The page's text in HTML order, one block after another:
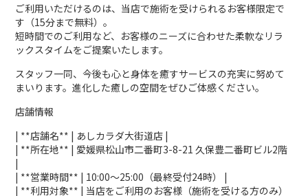
ご利用いただけるのは、当店で施術を受けられるお客様限定で
す（15分まで無料）。
短時間でのご利用など、お客様のニーズに合わせた柔軟なリラ
ックスタイムをご提案いたします。
スタッフ一同、今後も心と身体を癒すサービスの充実に努めて
まいります。進化した癒しの空間をぜひご体感ください。
店舗情報
| **店舗名** | あしカラダ大街道店 |
| **所在地** | 愛媛県松山市二番町3-8-21 久保豊二番町ビル2階
|
| **営業時間** | 10:00～25:00（最終受付24時） |
| **利用対象** | 当店をご利用のお客様（施術を受ける方のみ）